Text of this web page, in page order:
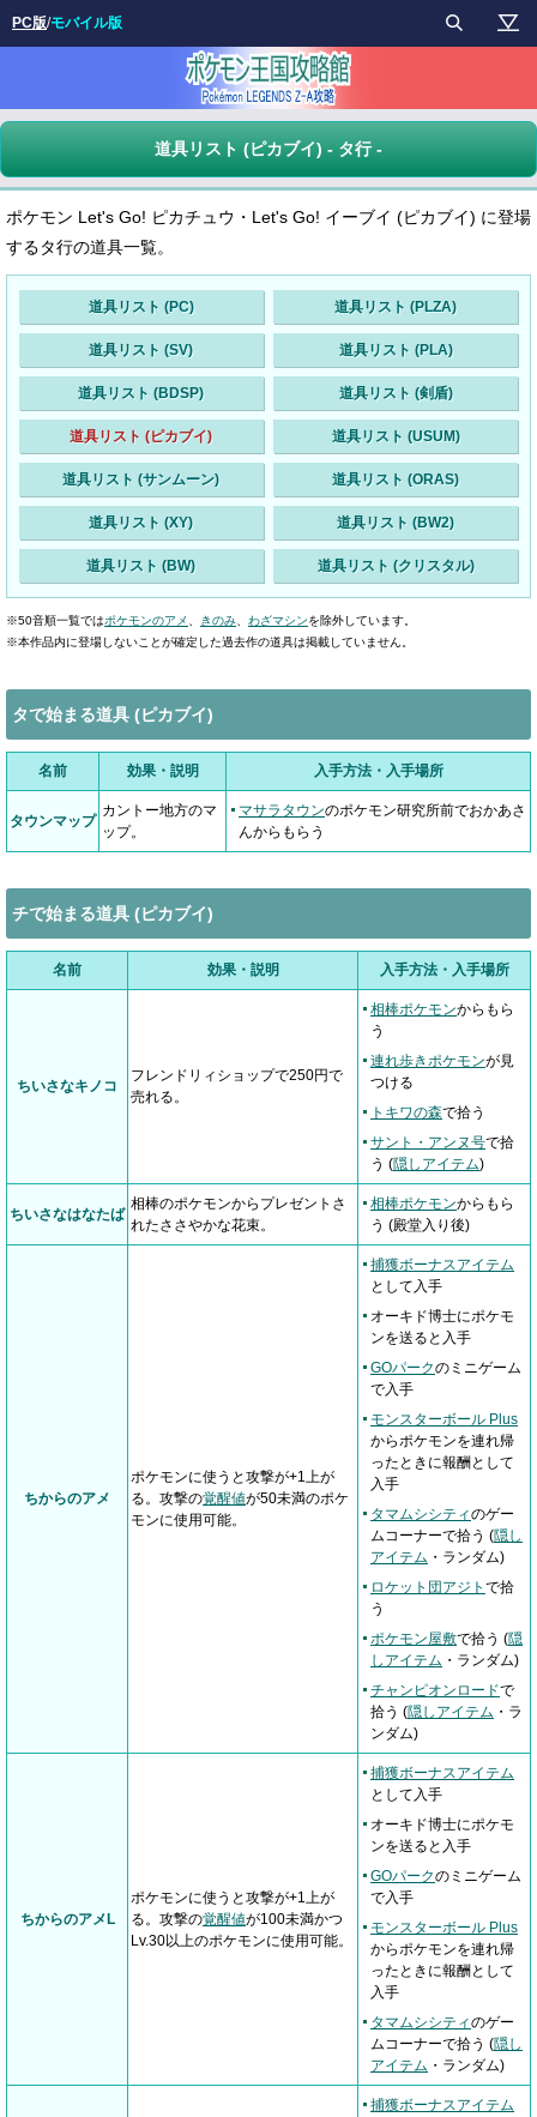
道具リスト (ピカブイ) - タ行 -
ポケモン Let's Go! ピカチュウ・Let's Go! イーブイ (ピカブイ) に登場
するタ行の道具一覧。
道具リスト (PC) 道具リスト (PLZA)
道具リスト (SV) 道具リスト (PLA)
道具リスト (BDSP) 道具リスト (剣盾)
道具リスト (ピカブイ) 道具リスト (USUM)
道具リスト (サンムーン) 道具リスト (ORAS)
道具リスト (XY) 道具リスト (BW2)
道具リスト (BW) 道具リスト (クリスタル)
※50音順一覧ではポケモンのアメ きのみ わざマシンを除外しています。
※本作品内に登場しないことが確定した過去作の道具は掲載していません。
タで始まる道具 (ピカブイ)
名前 効果・説明 入手方法・入手場所
タウンマップ
カントー地方のマ
ップ。
マサラタウンのポケモン研究所前でおかあさ
んからもらう
チで始まる道具 (ピカブイ)
名前 効果・説明 入手方法・入手場所
ちいさなキノコ
フレンドリィショップで250円で
売れる。
相棒ポケモンからもら
う
連れ歩きポケモンが見
つける
トキワの森で拾う
サント・アンヌ号で拾
う (隠しアイテム)
ちいさなはなたば
相棒のポケモンからプレゼントさ
れたささやかな花束。
相棒ポケモンからもら
う (殿堂入り後)
ちからのアメ
ポケモンに使うと攻撃が+1上が
る。攻撃の覚醒値が50未満のポケ
モンに使用可能。
捕獲ボーナスアイテム
として入手
オーキド博士にポケモ
ンを送ると入手
GOパークのミニゲーム
で入手
モンスターボール Plus
からポケモンを連れ帰
ったときに報酬として
入手
タマムシシティのゲー
ムコーナーで拾う (隠し
アイテム ・ランダム)
ロケット団アジト で拾
う
ポケモン屋敷で拾う (隠
しアイテム ・ランダム)
チャンピオンロードで
拾う (隠しアイテム ・ラ
ンダム)
ちからのアメL
ポケモンに使うと攻撃が+1上が
る。攻撃の覚醒値が100未満かつ
Lv.30以上のポケモンに使用可能。
捕獲ボーナスアイテム
として入手
オーキド博士にポケモ
ンを送ると入手
GOパークのミニゲーム
で入手
モンスターボール Plus
からポケモンを連れ帰
ったときに報酬として
入手
タマムシシティのゲー
ムコーナーで拾う (隠し
アイテム ・ランダム)
捕獲ボーナスアイテム
PC版/モバイル版